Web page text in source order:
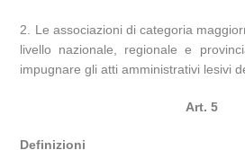
2. Le associazioni di categoria
livello nazionale, regionale e
impugnare gli atti amministrativi lesivi
Art. 5
Definizioni